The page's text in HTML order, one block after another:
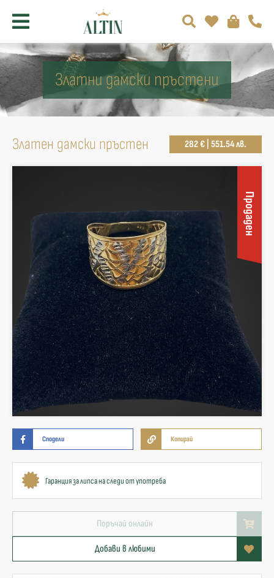
Златни дамски пръстени
Златен дамски пръстен 282 € | 551.54 лв.
Продаден
Сподели Копирай
Гаранция за липса на следи от употреба
Поръчай онлайн
Добави в любими